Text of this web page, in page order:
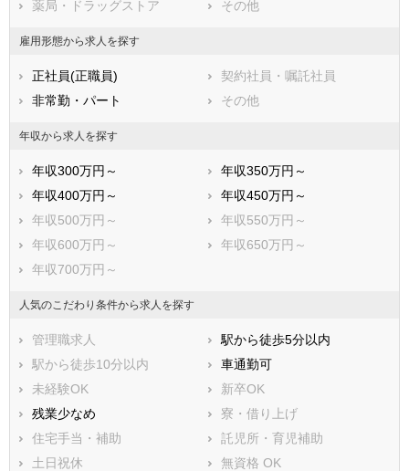
四街道市
袖ケ浦市
八街市
南房総市
匝瑳市
香取市
山武市
いすみ市
香取郡神崎町
香取郡多古町
香取郡東庄町
山武郡九十九里町
山武郡芝山町
山武郡横芝光町
長生郡一宮町
長生郡睦沢町
長生郡長生村
長生郡長柄町
薬局・ドラッグストア その他
雇用形態から求人を探す
正社員(正職員)
契約社員・嘱託社員
非常勤・パート
その他
年収から求人を探す
年収300万円～
年収350万円～
年収400万円～
年収450万円～
年収500万円～
年収550万円～
年収600万円～
年収650万円～
年収700万円～
人気のこだわり条件から求人を探す
管理職求人
駅から徒歩5分以内
駅から徒歩10分以内
車通勤可
未経験OK
新卒OK
残業少なめ
寮・借り上げ
住宅手当・補助
託児所・育児補助
土日祝休
無資格 OK